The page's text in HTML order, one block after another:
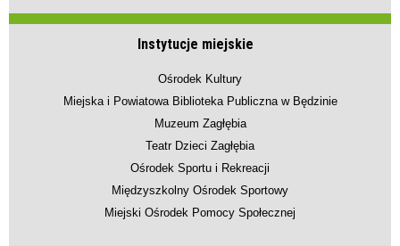
Instytucje miejskie
Ośrodek Kultury
Miejska i Powiatowa Biblioteka Publiczna w Będzinie
Muzeum Zagłębia
Teatr Dzieci Zagłębia
Ośrodek Sportu i Rekreacji
Międzyszkolny Ośrodek Sportowy
Miejski Ośrodek Pomocy Społecznej